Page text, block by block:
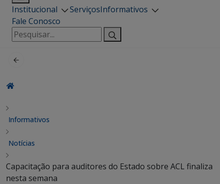
Institucional ServiçosInformativos
Fale Conosco
Pesquisar
por:
Informativos
Notícias
Capacitação para auditores do Estado sobre ACL finaliza
nesta semana